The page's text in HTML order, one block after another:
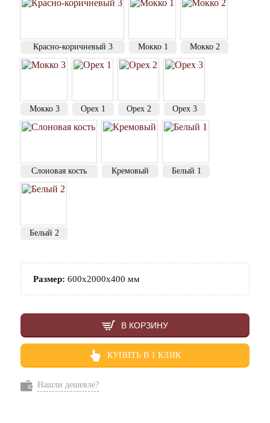
Красно-коричневый 3 Мокко 1 Мокко 2
Мокко 3 Орех 1 Орех 2 Орех 3
Слоновая кость Кремовый Белый 1
Белый 2
Размер: 600х2000х400 мм
В КОРЗИНУ
КУПИТЬ В 1 КЛИК
Нашли дешевле?